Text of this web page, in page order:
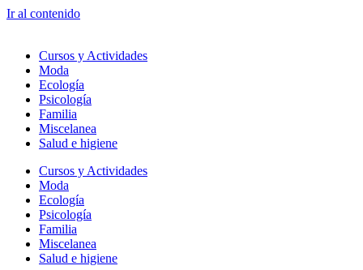
Ir al contenido
Cursos y Actividades
Moda
Ecología
Psicología
Familia
Miscelanea
Salud e higiene
Cursos y Actividades
Moda
Ecología
Psicología
Familia
Miscelanea
Salud e higiene